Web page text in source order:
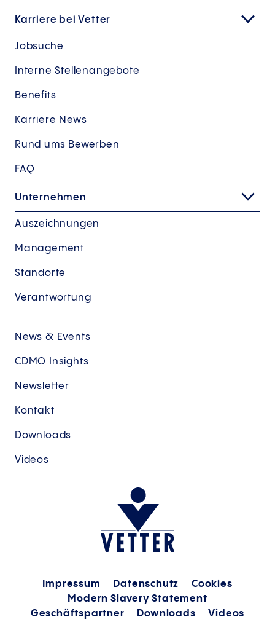
Karriere bei Vetter
Jobsuche
Interne Stellenangebote
Benefits
Karriere News
Rund ums Bewerben
FAQ
Unternehmen
Auszeichnungen
Management
Standorte
Verantwortung
News & Events
CDMO Insights
Newsletter
Kontakt
Downloads
Videos
Impressum Datenschutz
Cookies
Modern Slavery Statement
Geschäftspartner
Downloads Videos